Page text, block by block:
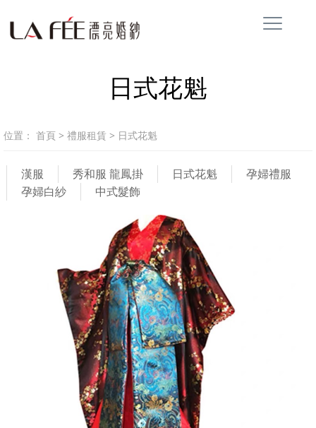
日式花魁
位置： 首頁 > 禮服租賃 > 日式花魁
漢服 秀和服 龍鳳掛 日式花魁
孕婦禮服
孕婦白紗
中式髮飾